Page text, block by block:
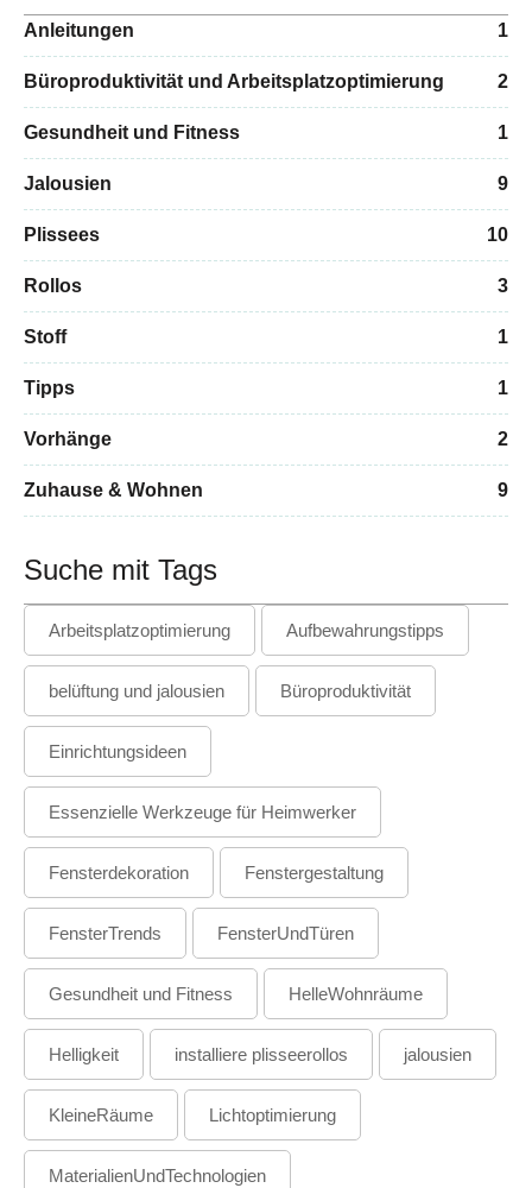
Anleitungen 1
Büroproduktivität und Arbeitsplatzoptimierung 2
Gesundheit und Fitness 1
Jalousien 9
Plissees 10
Rollos 3
Stoff 1
Tipps 1
Vorhänge 2
Zuhause & Wohnen 9
Suche mit Tags
Arbeitsplatzoptimierung Aufbewahrungstipps
belüftung und jalousien Büroproduktivität
Einrichtungsideen
Essenzielle Werkzeuge für Heimwerker
Fensterdekoration Fenstergestaltung
FensterTrends FensterUndTüren
Gesundheit und Fitness HelleWohnräume
Helligkeit installiere plisseerollos jalousien
KleineRäume Lichtoptimierung
MaterialienUndTechnologien